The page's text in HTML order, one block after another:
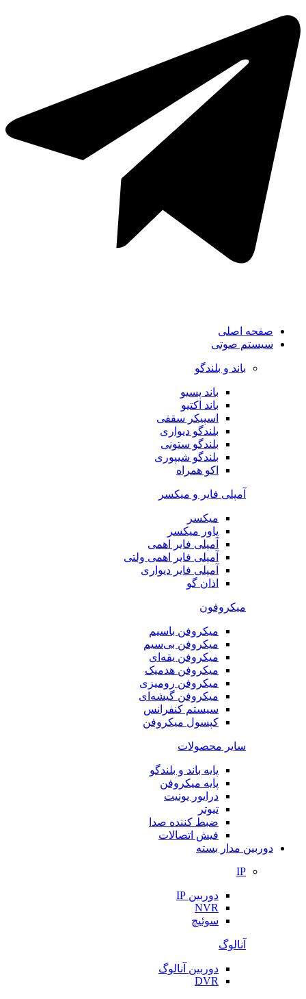
صفحه اصلی
سیستم صوتی
باند و بلندگو
باند پسیو
باند اکتیو
اسپیکر سقفی
بلندگو دیواری
بلندگو ستونی
بلندگو شیپوری
اکو همراه
آمپلی فایر و میکسر
میکسر
پاور میکسر
آمپلی فایر اهمی
آمپلی فایر اهمی ولتی
آمپلی فایر دیواری
اذان گو
میکروفون
میکروفن باسیم
میکروفن بی‌سیم
میکروفن یقه‌ای
میکروفن هد‌میک
میکروفن رومیزی
میکروفن گیشه‌ای
سیستم کنفرانس
کپسول میکروفن
سایر محصولات
پایه باند و بلندگو
پایه میکروفن
درایور یونیت
تیوتر
ضبط کننده صدا
فیش اتصالات
دوربین مدار بسته
IP
دوربین IP
NVR
سوئیچ
آنالوگ
دوربین آنالوگ
DVR